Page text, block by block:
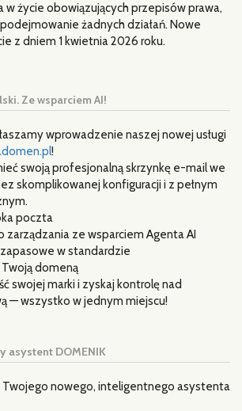
w życie obowiązujących przepisów prawa,
żadnych działań. Nowe
z dniem 1 kwietnia 2026 roku.
Ze wsparciem AI!
wprowadzenie naszej nowej usługi
!
swoją profesjonalną skrzynkę e-mail we
skomplikowanej konfiguracji i z pełnym
poczta
zarządzania ze wsparciem Agenta AI
w standardzie
Twoją domeną
swojej marki i zyskaj kontrolę nad
— wszystko w jednym miejscu!
asystent DOMENIK
Twojego nowego, inteligentnego asystenta